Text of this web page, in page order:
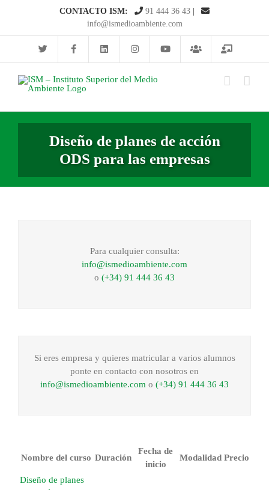
CONTACTO ISM: 91 444 36 43
info@ismedioambiente.com
Diseño de planes de acción
ODS para las empresas
Nombre del curso Duración
Fecha de
inicio
Modalidad Precio
Diseño de planes
Para cualquier consulta:
info@ismedioambiente.com
o (+34) 91 444 36 43
Si eres empresa y quieres matricular a varios alumnos
ponte en contacto con nosotros en
info@ismedioambiente.com o (+34) 91 444 36 43